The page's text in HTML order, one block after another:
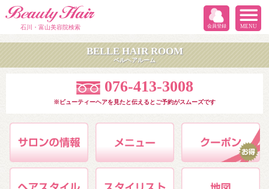
石川・富山美容院検索 MENU
会員登録
BELLE HAIR ROOM
ベルヘアルーム
076-413-3008
※ビューティーヘアを見たと伝えるとご予約がスムーズです